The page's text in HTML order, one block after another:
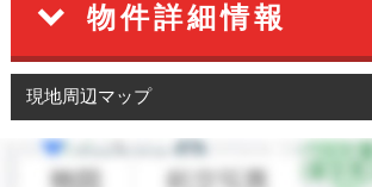
物件詳細情報
現地周辺マップ